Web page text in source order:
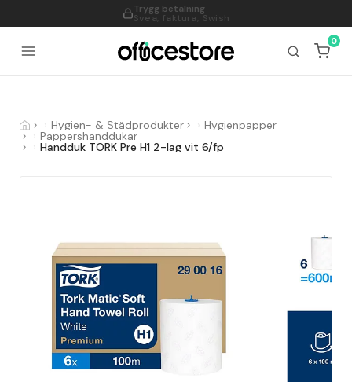
995
0
Hygien- & Städprodukter Hygienpapper
Pappershanddukar
Handduk TORK Pre H1 2-lag vit 6/fp